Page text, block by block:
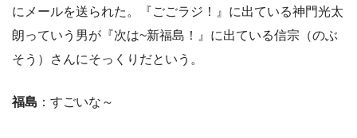
にメールを送られた。『ごごラジ！』に出ている神門光太
朗っていう男が『次は~新福島！』に出ている信宗（のぶ
そう）さんにそっくりだという。
福島 ：すごいな～